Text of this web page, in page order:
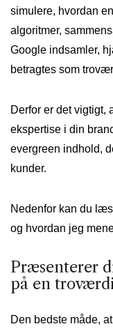
simulere, hvordan
algoritmer,
Google indsamler,
betragtes som
Derfor er det vigtigt,
ekspertise i din
evergreen indhold,
kunder.
Nedenfor kan du
og hvordan jeg
Præsenterer
på en
Den bedste måde,